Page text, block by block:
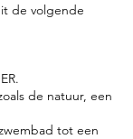
de volgende
de natuur, een
tot een